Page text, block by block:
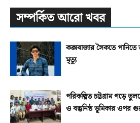
সম্পর্কিত আরো খবর
কক্সবাজার সৈকতে পানিতে
মৃত্যু
পরিকল্পিত চট্টগ্রাম গড়ে
ও বস্তুনিষ্ঠ ভূমিকার ওপর